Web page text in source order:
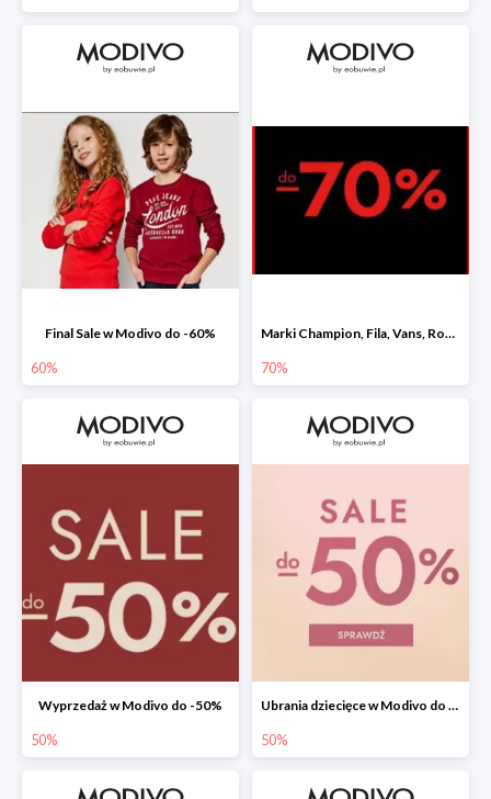
Final Sale w Modivo do -60%
60%
Marki Champion, Fila, Vans, Roxy i Quiksilver w Modivo do -70%
70%
Wyprzedaż w Modivo do -50%
50%
Ubrania dziecięce w Modivo do -50%
50%